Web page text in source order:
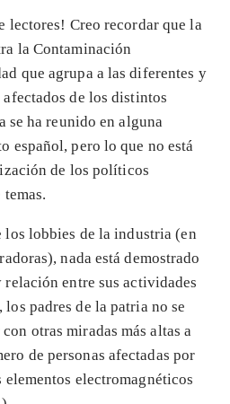
lectores! Creo recordar que la
la Contaminación
que agrupa a las diferentes y
de los distintos
se ha reunido en alguna
español, pero lo que no está
de los políticos
los lobbies de la industria (en
nada está demostrado
entre sus actividades
padres de la patria no se
otras miradas más altas a
de personas afectadas por
electromagnéticos